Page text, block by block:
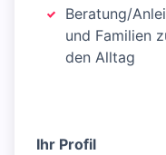
Beratung/
und Familien
den Alltag
Ihr Profil